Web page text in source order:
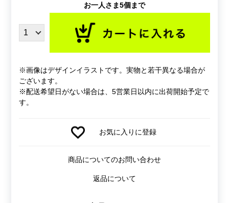
お一人さま5個まで
※画像はデザインイラストです。実物と若干異なる場合が
ございます。
※配送希望日がない場合は、5営業日以内に出荷開始予定で
す。
お気に入りに登録
商品についてのお問い合わせ
返品について